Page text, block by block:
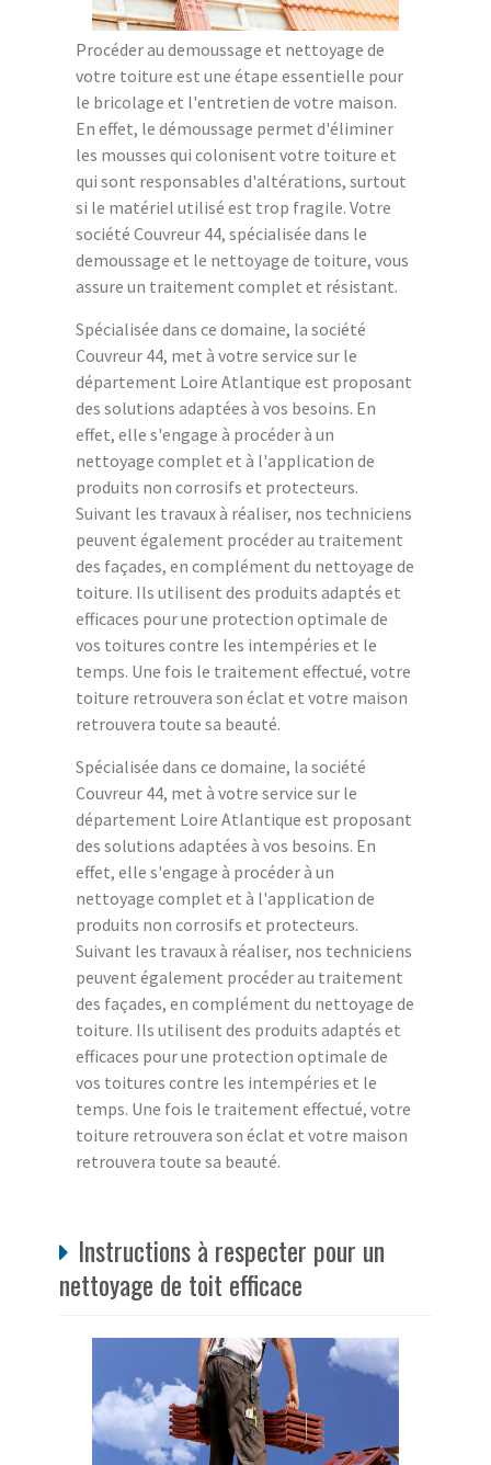
Procéder au demoussage et nettoyage de
votre toiture est une étape essentielle pour
le bricolage et l'entretien de votre maison.
En effet, le démoussage permet d'éliminer
les mousses qui colonisent votre toiture et
qui sont responsables d'altérations, surtout
si le matériel utilisé est trop fragile. Votre
société Couvreur 44, spécialisée dans le
demoussage et le nettoyage de toiture, vous
assure un traitement complet et résistant.
Spécialisée dans ce domaine, la société
Couvreur 44, met à votre service sur le
département Loire Atlantique est proposant
des solutions adaptées à vos besoins. En
effet, elle s'engage à procéder à un
nettoyage complet et à l'application de
produits non corrosifs et protecteurs.
Suivant les travaux à réaliser, nos techniciens
peuvent également procéder au traitement
des façades, en complément du nettoyage de
toiture. Ils utilisent des produits adaptés et
efficaces pour une protection optimale de
vos toitures contre les intempéries et le
temps. Une fois le traitement effectué, votre
toiture retrouvera son éclat et votre maison
retrouvera toute sa beauté.
Spécialisée dans ce domaine, la société
Couvreur 44, met à votre service sur le
département Loire Atlantique est proposant
des solutions adaptées à vos besoins. En
effet, elle s'engage à procéder à un
nettoyage complet et à l'application de
produits non corrosifs et protecteurs.
Suivant les travaux à réaliser, nos techniciens
peuvent également procéder au traitement
des façades, en complément du nettoyage de
toiture. Ils utilisent des produits adaptés et
efficaces pour une protection optimale de
vos toitures contre les intempéries et le
temps. Une fois le traitement effectué, votre
toiture retrouvera son éclat et votre maison
retrouvera toute sa beauté.
Instructions à respecter pour un
nettoyage de toit efficace